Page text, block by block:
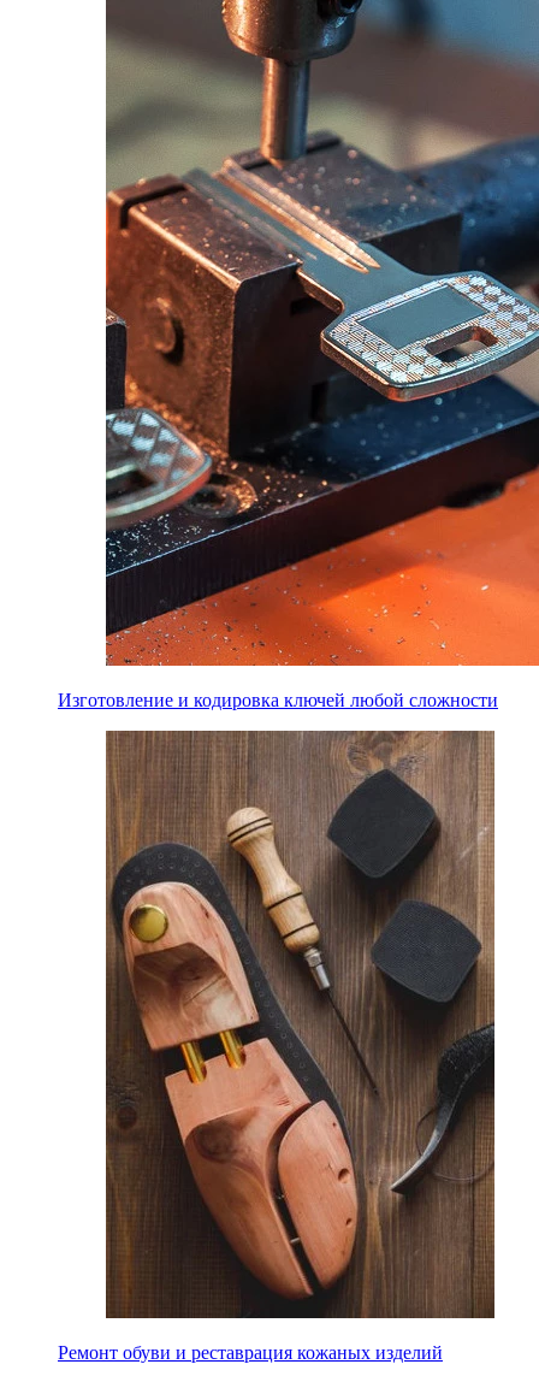
Изготовление и кодировка ключей любой сложности
Ремонт обуви и реставрация кожаных изделий